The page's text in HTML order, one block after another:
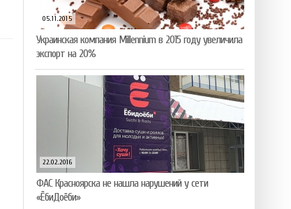
05.11.2015
Украинская компания Millennium в 2015 году увеличила
экспорт на 20%
22.02.2016
ФАС Красноярска не нашла нарушений у сети
«ЁбиДоёби»